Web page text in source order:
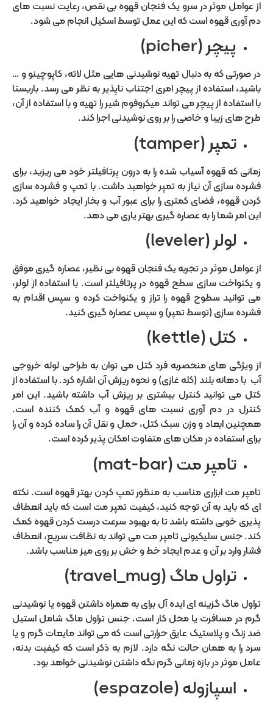
از عوامل موثر در سرو یک فنجان قهوه بی نقص، رعایت نسبت های
دم آوری قهوه است که این عمل توسط اسکیل انجام می شود.
پیچر (picher)
در صورتی که به دنبال تهیه نوشیدنی هایی مثل لاته، کاپوچینو و …
باشید، استفاده از پیچر امری اجتناب ناپذیر به نظر می رسد. باریستا
با استفاده از پیچر می تواند میکروفوم شیر را تهیه و با استفاده از آن،
طرح های زیبا و خاصی را بر روی نوشیدنی اجرا کند.
تمپر (tamper)
زمانی که قهوه آسیاب شده را به درون پرتافیلتر خود می ریزید، برای
فشرده سازی آن نیاز به تمپر خواهید داشت. با تمپ و فشرده سازی
کردن قهوه، فضای کمتری را برای عبور آب و بخار ایجاد خواهید کرد.
این امر شما را به عصاره گیری بهتر یاری می دهد.
لولر (leveler)
از عوامل موثر در تجربه یک فنجان قهوه بی نظیر، عصاره گیری موفق
و یکنواخت سازی سطح قهوه در پرتافیلتر است. با استفاده از لولر،
می توانید سطوح قهوه را تراز و یکنواخت کرده و سپس اقدام به
فشرده سازی (توسط تمپر) و سپس عصاره گیری کنید.
کتل (kettle)
از ویژگی های منحصربه فرد کتل می توان به طراحی لوله خروجی
آب با دهانه بلند (کله غازی) و نحوه ریزش آن اشاره کرد. با استفاده از
کتل می توانید کنترل بیشتری بر ریزش آب داشته باشید. این امر
کنترل در دم آوری نسبت های قهوه و آب کمک کننده است.
همچنین ابعاد و وزن سبک کتل، حمل و نقل آن را ساده کرده و آن را
برای استفاده در مکان های متفاوت امکان پذیر کرده است.
تامپر مت (mat-bar)
تامپر مت ابزاری مناسب به منظور تمپ کردن بهتر قهوه است. نکته
ای که باید به آن توجه کنید، کیفیت تمپر مت است که باید انعطاف
پذیری خوبی داشته باشد تا به بهبود سرعت درست کردن قهوه کمک
کند. جنس سلیکیونی تامپر مت می تواند به نظافت سریع، انعطاف
فشار وارد بر آن و عدم ایجاد خط و خش بر روی میز مناسب باشد.
تراول ماگ (travel_mug)
تراول ماگ گزینه ای ایده آل برای به همراه داشتن قهوه یا نوشیدنی
گرم در مسافرت یا محل کار است. جنس تراول ماگ شامل استیل
ضد زنگ و پلاستیک عایق حرارتی است که می تواند مایعات گرم و یا
سرد را به همان حالت نگه دارد. لازم به ذکر است که کیفیت بدنه،
عامل موثر در بازه زمانی گرم نگه داشتن نوشیدنی خواهد بود.
اسپازوله (espazole)